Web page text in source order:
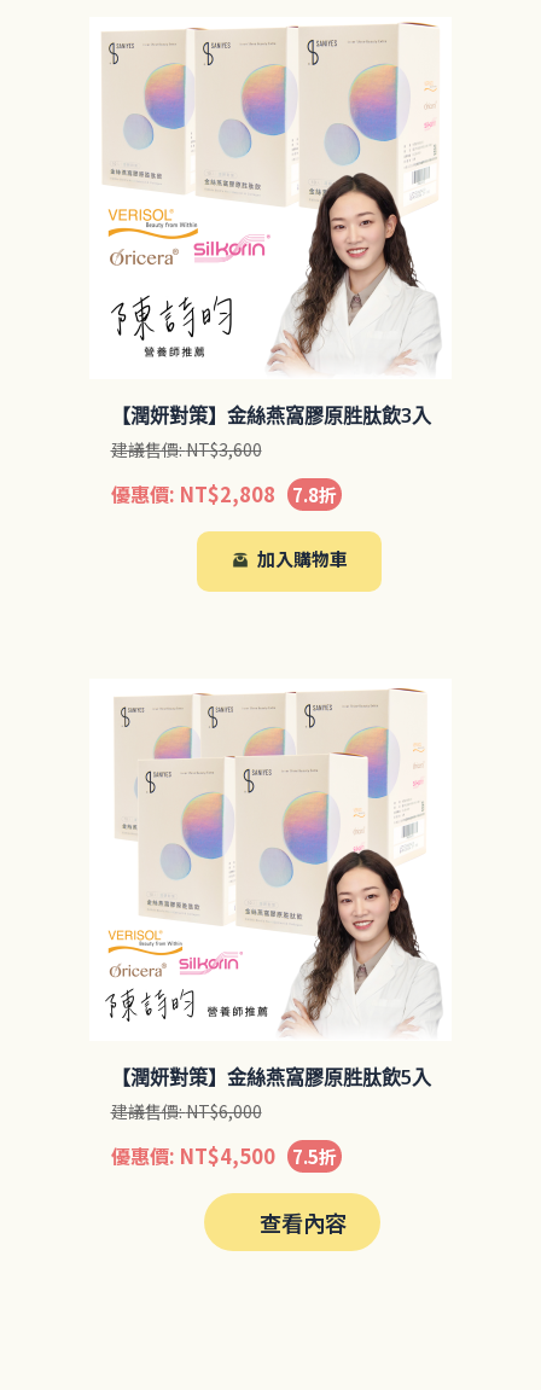
【潤妍對策】金絲燕窩膠原胜肽飲3入
建議售價:NT$3,600
優惠價: NT$2,808 7.8折
加入購物車
【潤妍對策】金絲燕窩膠原胜肽飲5入
建議售價:NT$6,000
優惠價: NT$4,500 7.5折
查看內容